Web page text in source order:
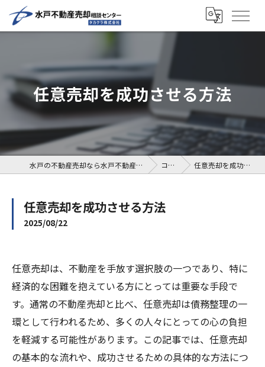
任意売却を成功させる方法
水戸の不動産売却なら水戸不動産売却相談センター コラム 任意売却を成功させる方法
任意売却を成功させる方法
2025/08/22
任意売却は、不動産を手放す選択肢の一つであり、特に
経済的な困難を抱えている方にとっては重要な手段で
す。通常の不動産売却と比べ、任意売却は債務整理の一
環として行われるため、多くの人々にとっての心の負担
を軽減する可能性があります。この記事では、任意売却
の基本的な流れや、成功させるための具体的な方法につ